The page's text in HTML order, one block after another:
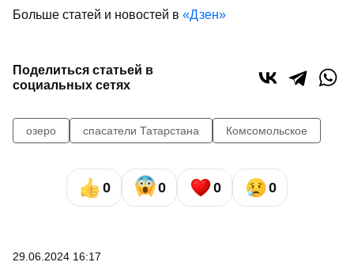
Больше статей и новостей в «Дзен»
Поделиться статьей в
социальных сетях
озеро спасатели Татарстана Комсомольское
0 0 0 0
29.06.2024 16:17